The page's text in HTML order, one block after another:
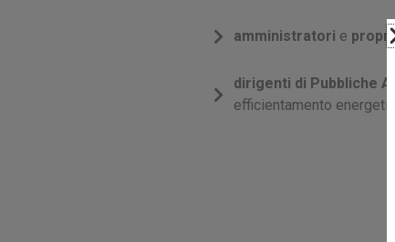
amministratori e
dirigenti di Pubbliche
efficientamento